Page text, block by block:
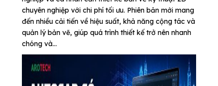
chuyên nghiệp với chi phí tối ưu. Phiên bản mới mang
đến nhiều cải tiến về hiệu suất, khả năng cộng tác và
quản lý bản vẽ, giúp quá trình thiết kế trở nên nhanh
chóng và...